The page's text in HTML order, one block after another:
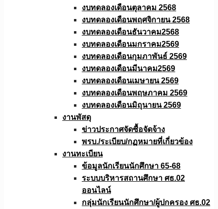
งบทดลองเดือนตุลาคม 2568
งบทดลองเดือนพฤศจิกายน 2568
งบทดลองเดือนธันวาคม2568
งบทดลองเดือนมกราคม2569
งบทดลองเดือนกุมภาพันธ์ 2569
งบทดลองเดือนมีนาคม2569
งบทดลองเดือนเมษายน 2569
งบทดลองเดือนพฤษภาคม 2569
งบทดลองเดือนมิถุนายน 2569
งานพัสดุ
ข่าวประกาศจัดซื้อจัดจ้าง
พรบ./ระเบียบ/กฏหมายที่เกี่ยวข้อง
งานทะเบียน
ข้อมูลนักเรียนนักศึกษา 65-68
ระบบบริหารสถานศึกษา ศธ.02
ออนไลน์
กลุ่มนักเรียนนักศึกษา/ผู้ปกครอง ศธ.02